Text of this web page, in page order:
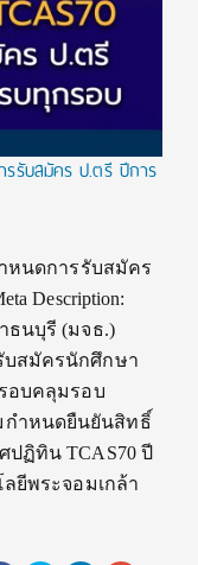
รรับสมัคร ป.ตรี ปีการ
หนดการรับสมัคร
Description:
ธนบุรี (มจธ.)
บสมัครนักศึกษา
อบคลุมรอบ
มกำหนดยืนยันสิทธิ์
ฏิทิน TCAS70 ปี
ยีพระจอมเกล้า